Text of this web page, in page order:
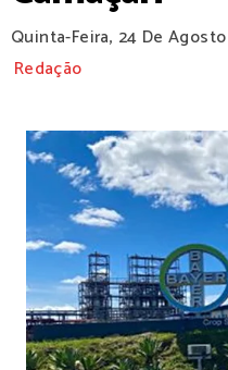
Quinta-Feira, 24 De
Redação